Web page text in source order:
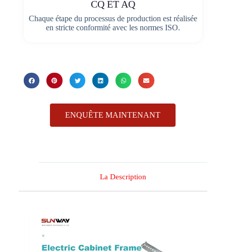
CQ ET AQ
Chaque étape du processus de production est réalisée
en stricte conformité avec les normes ISO.
ENQUÊTE MAINTENANT
La Description